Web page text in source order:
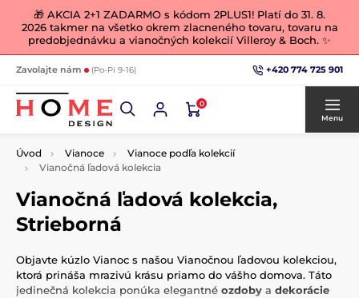
🎁 AKCIA 2+1 ZADARMO s kódom 2PLUS1! Platí do 31. 8.
2026 takmer na všetko okrem zlacneného tovaru, tovaru na
predobjednávku a vianočných kolekcií Villeroy & Boch. ✨
Zavolajte nám (Po-Pi 9-16) +420 774 725 901
0
Menu
Úvod Vianoce
Vianoce podľa kolekcií
Vianočná ľadová kolekcia
Vianočná ľadová kolekcia,
Strieborná
Objavte kúzlo Vianoc s našou Vianočnou ľadovou kolekciou,
ktorá prináša mrazivú krásu priamo do vášho domova. Táto
jedinečná kolekcia ponúka elegantné ozdoby a dekorácie